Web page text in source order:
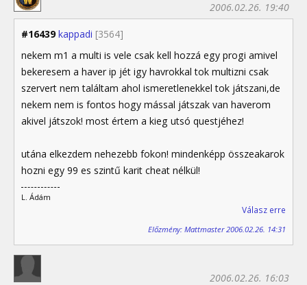
#16439 kappadi [3564]
2006.02.26. 19:40
nekem m1 a multi is vele csak kell hozzá egy progi amivel
bekeresem a haver ip jét igy havrokkal tok multizni csak
szervert nem találtam ahol ismeretlenekkel tok játszani,de
nekem nem is fontos hogy mással játszak van haverom
akivel játszok! most értem a kieg utsó questjéhez!
utána elkezdem nehezebb fokon! mindenképp összeakarok
hozni egy 99 es szintű karit cheat nélkül!
L. Ádám
Válasz erre
Előzmény: Mattmaster 2006.02.26. 14:31
2006.02.26. 16:03